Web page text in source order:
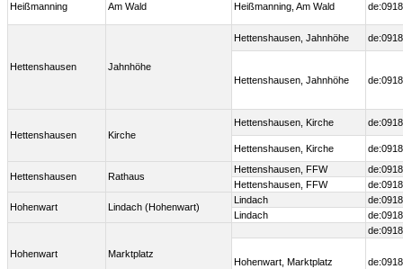
Heißmanning Am Wald Heißmanning, Am Wald
Hettenshausen Jahnhöhe
Hettenshausen, Jahnhöhe
Hettenshausen, Jahnhöhe
Hettenshausen Kirche
Hettenshausen, Kirche
Hettenshausen, Kirche
Hettenshausen Rathaus
Hettenshausen, FFW
Hettenshausen, FFW
Hohenwart Lindach (Hohenwart)
Lindach
Lindach
Hohenwart Marktplatz
Hohenwart, Marktplatz